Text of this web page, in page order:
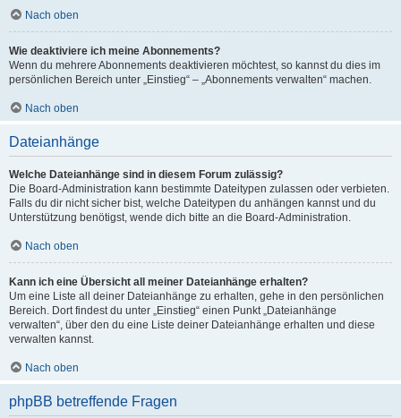
Nach oben
Wie deaktiviere ich meine Abonnements?
Wenn du mehrere Abonnements deaktivieren möchtest, so kannst du dies im
persönlichen Bereich unter „Einstieg“ – „Abonnements verwalten“ machen.
Nach oben
Dateianhänge
Welche Dateianhänge sind in diesem Forum zulässig?
Die Board-Administration kann bestimmte Dateitypen zulassen oder verbieten.
Falls du dir nicht sicher bist, welche Dateitypen du anhängen kannst und du
Unterstützung benötigst, wende dich bitte an die Board-Administration.
Nach oben
Kann ich eine Übersicht all meiner Dateianhänge erhalten?
Um eine Liste all deiner Dateianhänge zu erhalten, gehe in den persönlichen
Bereich. Dort findest du unter „Einstieg“ einen Punkt „Dateianhänge
verwalten“, über den du eine Liste deiner Dateianhänge erhalten und diese
verwalten kannst.
Nach oben
phpBB betreffende Fragen